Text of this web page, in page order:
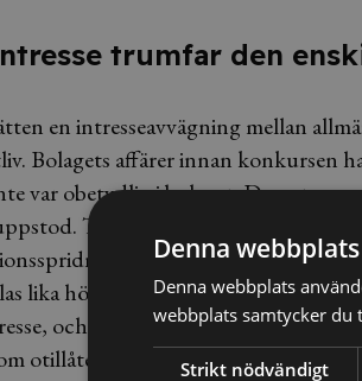
trumfar den
en intresseavvägning mellan
Bolagets affärer innan konkursen
var obetydlig i bolaget. Dessutom
Tingsrätten framhöll att
och att kraven på
lika högt som på traditionella
och hans yrkande avslogs
otillåten enligt PuL. Tingsrätten
Denna
Denna webbplats
webbplats samtycker du
Strikt nödvändigt